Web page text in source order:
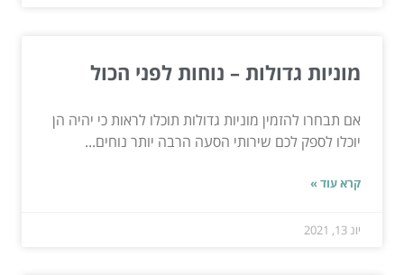
מוניות גדולות – נוחות לפני הכול
אם תבחרו להזמין מוניות גדולות תוכלו לראות כי יהיה הן
יוכלו לספק לכם שירותי הסעה הרבה יותר נוחים...
קרא עוד »
יונ 13, 2021